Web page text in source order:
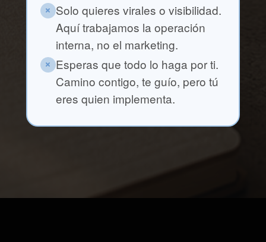
Solo quieres virales o visibilidad.
Aquí trabajamos la operación
interna, no el marketing.
Esperas que todo lo haga por ti.
Camino contigo, te guío, pero tú
eres quien implementa.